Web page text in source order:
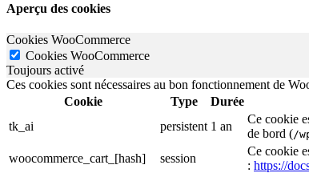
Aperçu des cookies
Cookies WooCommerce
Cookies WooCommerce
Toujours activé
Ces cookies sont nécessaires au bon fonctionnement de
Cookie
Type Durée
tk_ai
persistent 1 an
Ce cookie
de bord (/
woocommerce_cart_[hash]
session
Ce cookie
: https://